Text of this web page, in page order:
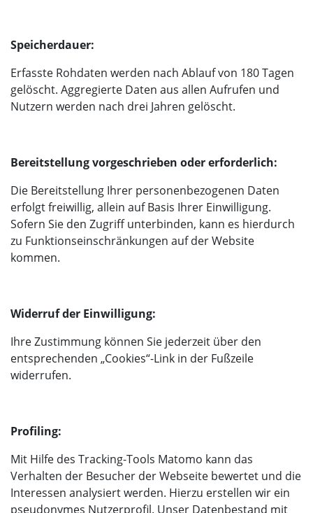
Speicherdauer:
Erfasste Rohdaten werden nach Ablauf von 180 Tagen
gelöscht. Aggregierte Daten aus allen Aufrufen und
Nutzern werden nach drei Jahren gelöscht.
Bereitstellung vorgeschrieben oder erforderlich:
Die Bereitstellung Ihrer personenbezogenen Daten
erfolgt freiwillig, allein auf Basis Ihrer Einwilligung.
Sofern Sie den Zugriff unterbinden, kann es hierdurch
zu Funktionseinschränkungen auf der Website
kommen.
Widerruf der Einwilligung:
Ihre Zustimmung können Sie jederzeit über den
entsprechenden „Cookies“-Link in der Fußzeile
widerrufen.
Profiling:
Mit Hilfe des Tracking-Tools Matomo kann das
Verhalten der Besucher der Webseite bewertet und die
Interessen analysiert werden. Hierzu erstellen wir ein
pseudonymes Nutzerprofil. Unser Datenbestand mit